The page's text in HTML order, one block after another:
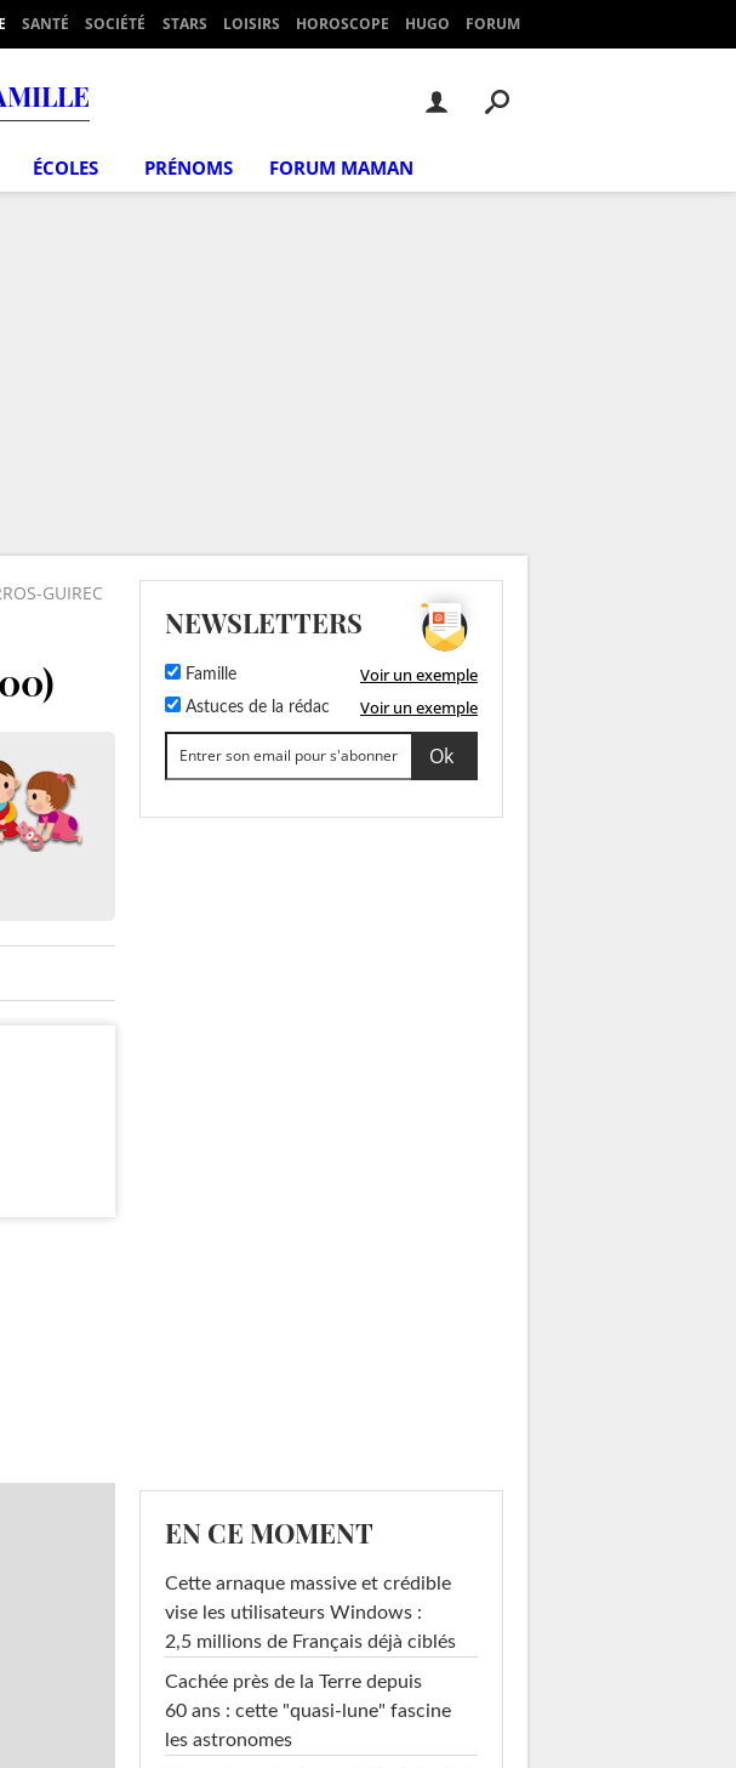
SANTÉ SOCIÉTÉ STARS LOISIRS HOROSCOPE HUGO FORUM
ÉCOLES PRÉNOMS FORUM MAMAN
GUIREC
NEWSLETTERS
Famille Voir un exemple
Astuces de la rédac Voir un exemple
EN CE MOMENT
Cette arnaque massive et crédible
vise les utilisateurs Windows :
2,5 millions de Français déjà ciblés
Cachée près de la Terre depuis
60 ans : cette "quasi-lune" fascine
les astronomes